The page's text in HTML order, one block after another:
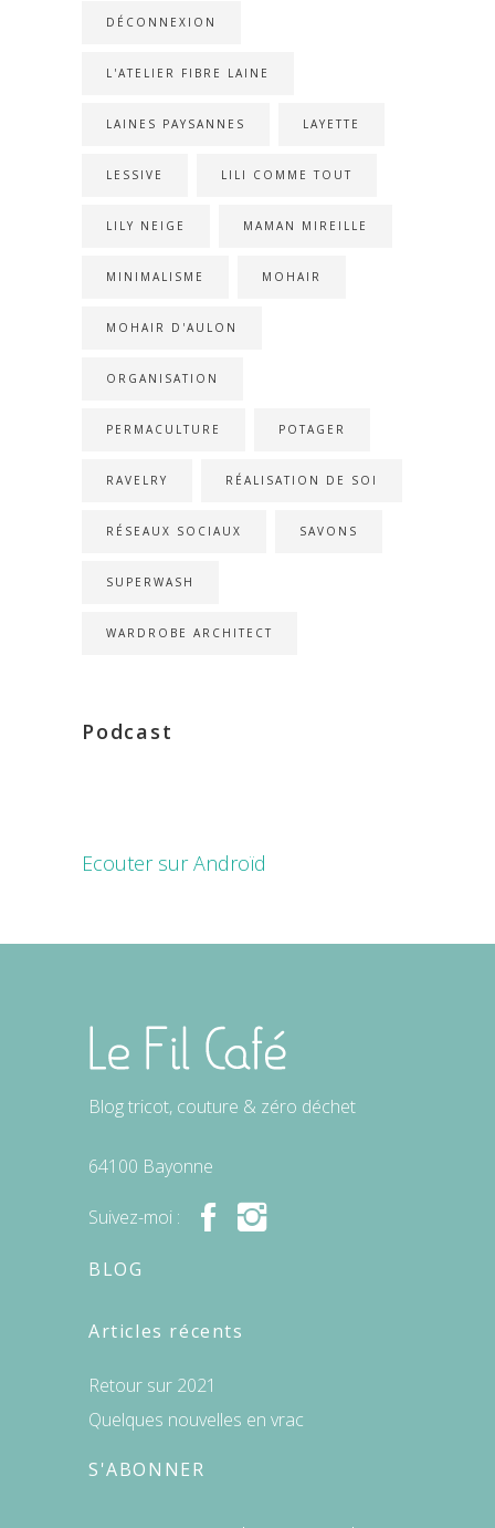
DÉCONNEXION
L'ATELIER FIBRE LAINE
LAINES PAYSANNES LAYETTE
LESSIVE LILI COMME TOUT
LILY NEIGE MAMAN MIREILLE
MINIMALISME MOHAIR
MOHAIR D'AULON
ORGANISATION
PERMACULTURE POTAGER
RAVELRY RÉALISATION DE SOI
RÉSEAUX SOCIAUX SAVONS
SUPERWASH
WARDROBE ARCHITECT
Podcast
Ecouter sur Androïd
Blog tricot, couture & zéro déchet
64100 Bayonne
Suivez-moi :
BLOG
Articles récents
Retour sur 2021
Quelques nouvelles en vrac
S'ABONNER